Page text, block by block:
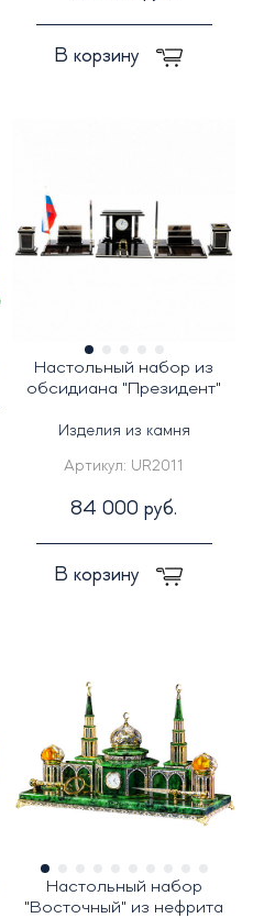
В корзину
Настольный набор из
обсидиана "Президент"
Изделия из камня
Артикул: UR2011
84 000 руб.
В корзину
Настольный набор
"Восточный" из нефрита